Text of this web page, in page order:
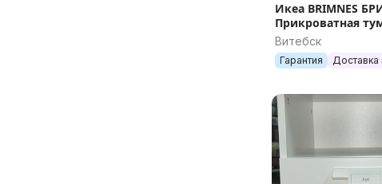
Икеа BRIMNES
Прикроватная
Белая/тёмно-
39x41 см
Витебск
Гарантия Доставка